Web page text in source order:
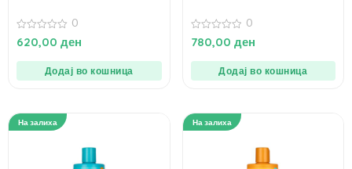
0
од
0
620,00 ден
Додај во кошница
0
од
0
780,00 ден
Додај во кошница
На залиха На залиха